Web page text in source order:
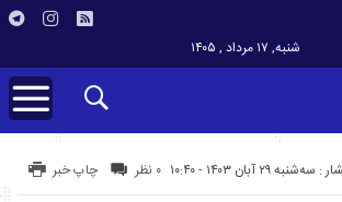
شنبه, ۱۷ مرداد , ۱۴۰۵
۲۹ آبان ۱۴۰۳ - ۱۰:۴۰ چاپ خبر ۰ نظر